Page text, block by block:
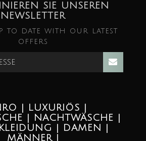
SIE UNSEREN
NEWSLETTER
to date with our latest
offers
| LUXURIÖS |
| NACHTWÄSCHE |
| DAMEN |
MÄNNER |